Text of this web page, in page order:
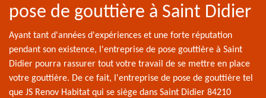
pose de gouttière à Saint Didier
Ayant tant d'années d'expériences et une forte réputation
pendant son existence, l'entreprise de pose gouttière à Saint
Didier pourra rassurer tout votre travail de se mettre en place
votre gouttière. De ce fait, l'entreprise de pose de gouttière tel
que JS Renov Habitat qui se siège dans Saint Didier 84210